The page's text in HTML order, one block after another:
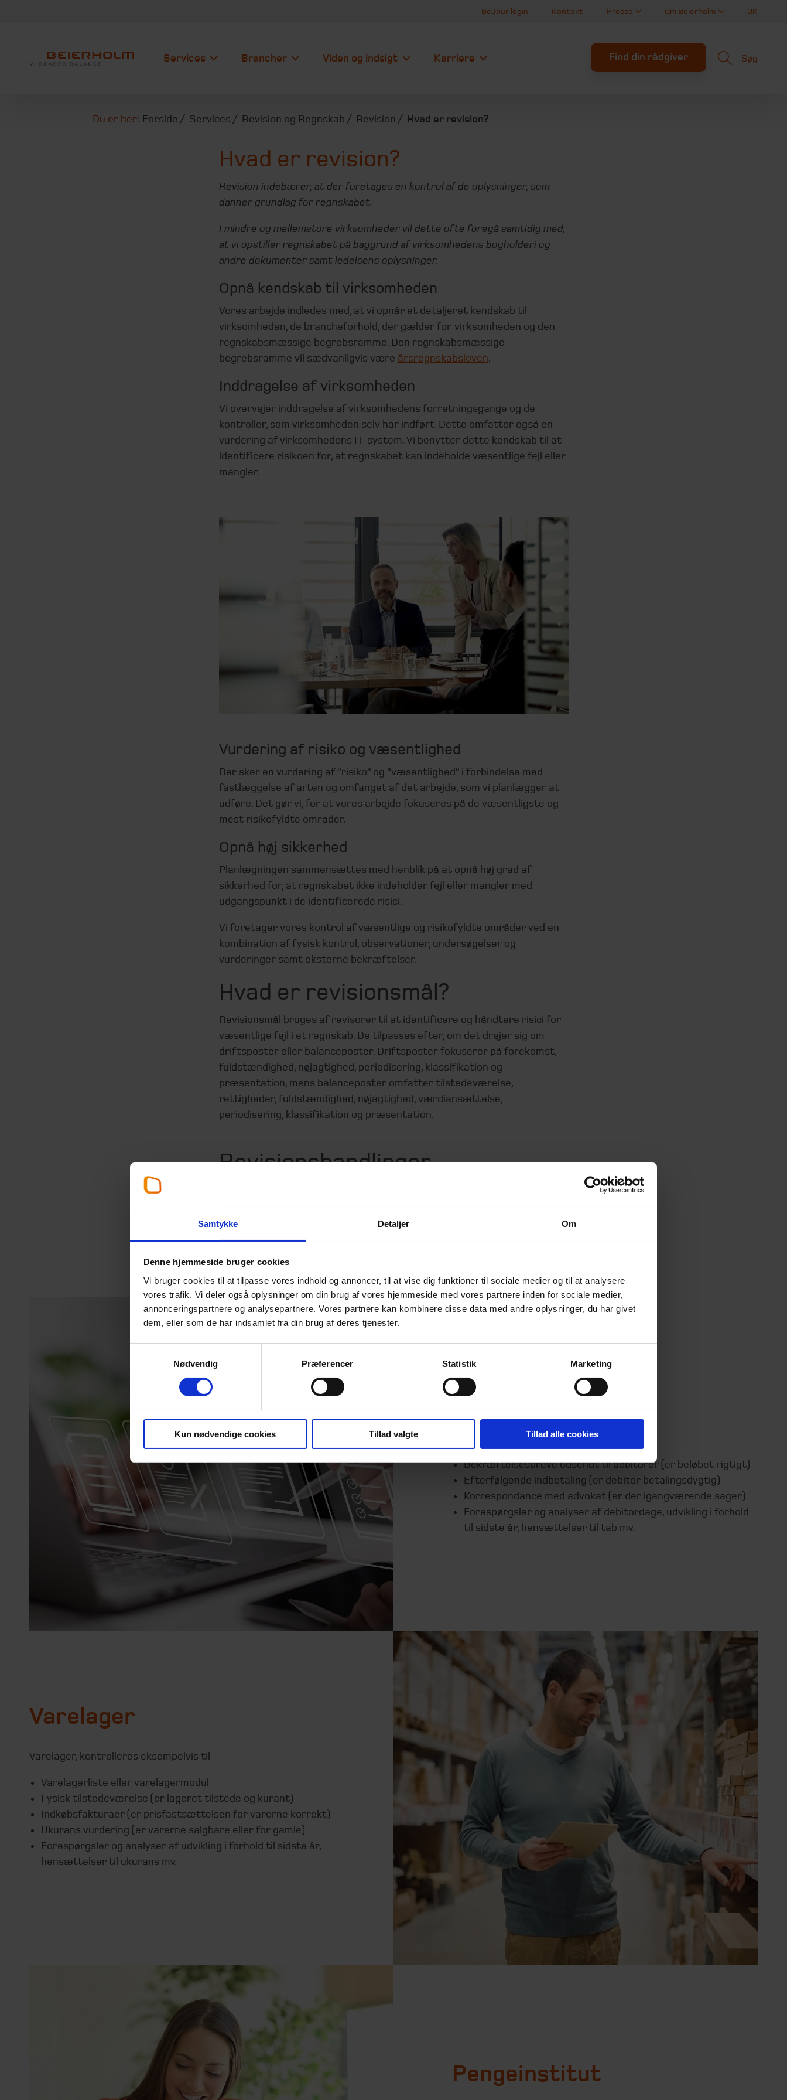
Samtykke Detaljer Om
Denne hjemmeside bruger cookies
Vi bruger cookies til at tilpasse vores indhold og annoncer, til at vise dig funktioner til sociale medier og til at analysere
vores trafik. Vi deler også oplysninger om din brug af vores hjemmeside med vores partnere inden for sociale medier,
annonceringspartnere og analysepartnere. Vores partnere kan kombinere disse data med andre oplysninger, du har givet
dem, eller som de har indsamlet fra din brug af deres tjenester.
Nødvendig
Præferencer Statistik Marketing
Kun nødvendige cookies Tillad valgte Tillad alle cookies
BeJour login Kontakt Presse Om Beierholm UK
Services Brancher Viden og indsigt Karriere Find din rådgiver Søg
Du er her: Forside Services Revision og Regnskab Revision Hvad er revision?
Hvad er revision?
Revision indebærer, at der foretages en kontrol af de oplysninger, som
danner grundlag for regnskabet.
I mindre og mellemstore virksomheder vil dette ofte foregå samtidig med,
at vi opstiller regnskabet på baggrund af virksomhedens bogholderi og
andre dokumenter samt ledelsens oplysninger.
Opnå kendskab til virksomheden
Vores arbejde indledes med, at vi opnår et detaljeret kendskab til
virksomheden, de brancheforhold, der gælder for virksomheden og den
regnskabsmæssige begrebsramme. Den regnskabsmæssige
begrebsramme vil sædvanligvis være årsregnskabsloven.
Inddragelse af virksomheden
Vi overvejer inddragelse af virksomhedens forretningsgange og de
kontroller, som virksomheden selv har indført. Dette omfatter også en
vurdering af virksomhedens IT-system. Vi benytter dette kendskab til at
identificere risikoen for, at regnskabet kan indeholde væsentlige fejl eller
mangler.
Vurdering af risiko og væsentlighed
Der sker en vurdering af ”risiko” og ”væsentlighed” i forbindelse med
fastlæggelse af arten og omfanget af det arbejde, som vi planlægger at
udføre. Det gør vi, for at vores arbejde fokuseres på de væsentligste og
mest risikofyldte områder.
Opnå høj sikkerhed
Planlægningen sammensættes med henblik på at opnå høj grad af
sikkerhed for, at regnskabet ikke indeholder fejl eller mangler med
udgangspunkt i de identificerede risici.
Vi foretager vores kontrol af væsentlige og risikofyldte områder ved en
kombination af fysisk kontrol, observationer, undersøgelser og
vurderinger samt eksterne bekræftelser.
Hvad er revisionsmål?
Revisionsmål bruges af revisorer til at identificere og håndtere risici for
væsentlige fejl i et regnskab. De tilpasses efter, om det drejer sig om
driftsposter eller balanceposter. Driftsposter fokuserer på forekomst,
fuldstændighed, nøjagtighed, periodisering, klassifikation og
præsentation, mens balanceposter omfatter tilstedeværelse,
rettigheder, fuldstændighed, nøjagtighed, værdiansættelse,
periodisering, klassifikation og præsentation.
Revisionshandlinger
regnskabsposterne debitorer, varelager og pengeinstitut. Dette kan
eksempelvis medføre, at vi planlægger at udføre følgende
Debitorer
Debitorer, kontrolleres eksempelvis til
Debitorspecifikation eller debitormodul
Bekræftelsesbreve udsendt til debitorer (er beløbet rigtigt)
Efterfølgende indbetaling (er debitor betalingsdygtig)
Korrespondance med advokat (er der igangværende sager)
Forespørgsler og analyser af debitordage, udvikling i forhold
til sidste år, hensættelser til tab mv.
Varelager
Varelager, kontrolleres eksempelvis til
Varelagerliste eller varelagermodul
Fysisk tilstedeværelse (er lageret tilstede og kurant)
Indkøbsfakturaer (er prisfastsættelsen for varerne korrekt)
Ukurans vurdering (er varerne salgbare eller for gamle)
Forespørgsler og analyser af udvikling i forhold til sidste år,
hensættelser til ukurans mv.
Pengeinstitut